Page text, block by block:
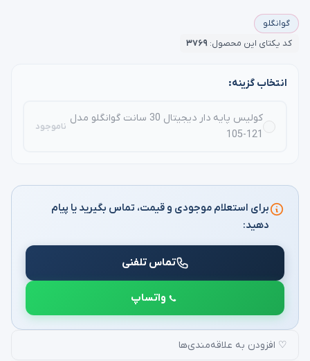
گوانگلو
کد یکتای این محصول: ۳۷۶۹
انتخاب گزینه:
کولیس پایه دار دیجیتال 30 سانت گوانگلو مدل
121-105
ناموجود
برای استعلام موجودی و قیمت، تماس بگیرید یا پیام
دهید:
تماس تلفنی
واتساپ
♡ افزودن به علاقه‌مندی‌ها